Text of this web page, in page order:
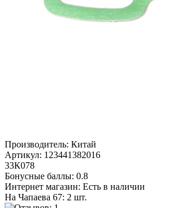
Производитель: Китай
Артикул: 123441382016
33К078
Бонусные баллы: 0.8
Интернет магазин: Есть в наличии
На Чапаева 67: 2 шт.